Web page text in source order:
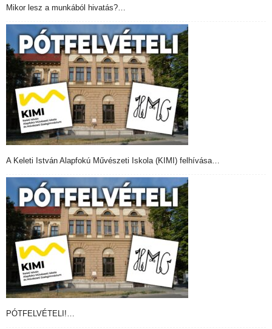
Mikor lesz a munkából hivatás?…
A Keleti István Alapfokú Művészeti Iskola (KIMI) felhívása…
PÓTFELVÉTELI!…